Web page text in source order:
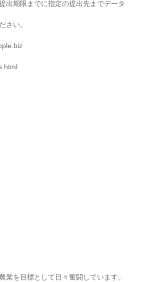
出期限までに指定の提出先までデータ
さい。
を目標として日々奮闘しています。